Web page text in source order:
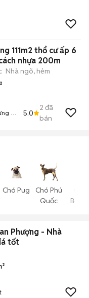
111m2 thổ cư ấp 6
nhựa 200m
Nhà ngõ, hẻm
Củ
5.0
2 đã
bán
Chó Pug
Chó Phú
Quốc
Phượng - Nhà
tốt